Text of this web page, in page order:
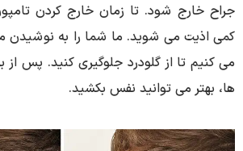
جراح خارج شود. تا زمان خارج کردن
کمی اذیت می شوید. ما شما را به نوشیدن
می کنیم تا از گلودرد جلوگیری کنید. پس
ها، بهتر می توانید نفس بکشید.